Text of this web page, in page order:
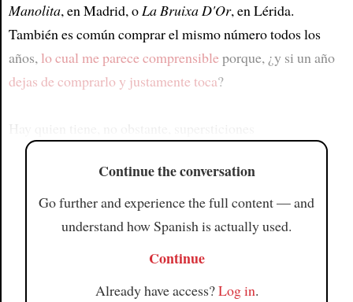
Manolita, en Madrid, oLa Bruixa D'Or, en Lérida.
También es común comprar el mismo número todos los
años, lo cual me parece comprensibleporque, ¿y si un año
dejas de comprarlo y justamente toca?
Continue the conversation
Go further and experience the full content — and
understand how Spanish is actually used.
Continue
Already have access?Log in.